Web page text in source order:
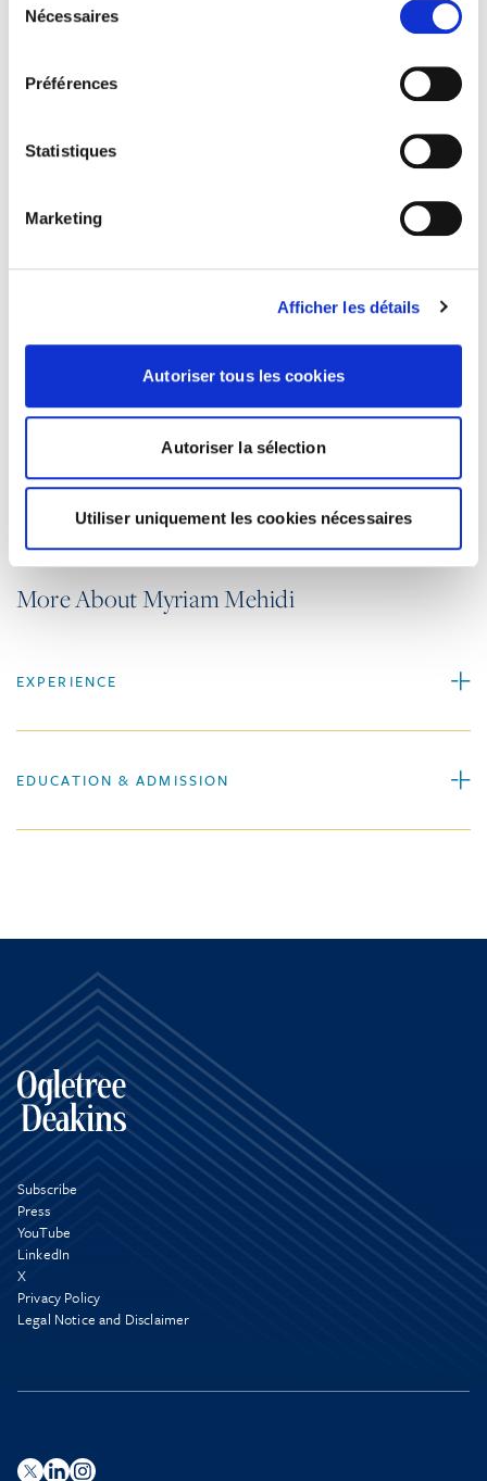
visiteurs de notre site web avec les contenus intégrés,
tels que les vidéos. Même si vous refusez les cookies,
certains cookies essentiels au fonctionnement du site
web seront toujours placés.
Nécessaires
Préférences
Statistiques
Marketing
Afficher les détails
Autoriser tous les cookies
Autoriser la sélection
Utiliser uniquement les cookies nécessaires
Collective relations
Litigation and discrimination
Compliance
Vocational training
More About Myriam Mehidi
EXPERIENCE
EDUCATION & ADMISSION
Subscribe
Press
YouTube
LinkedIn
X
Privacy Policy
Legal Notice and Disclaimer